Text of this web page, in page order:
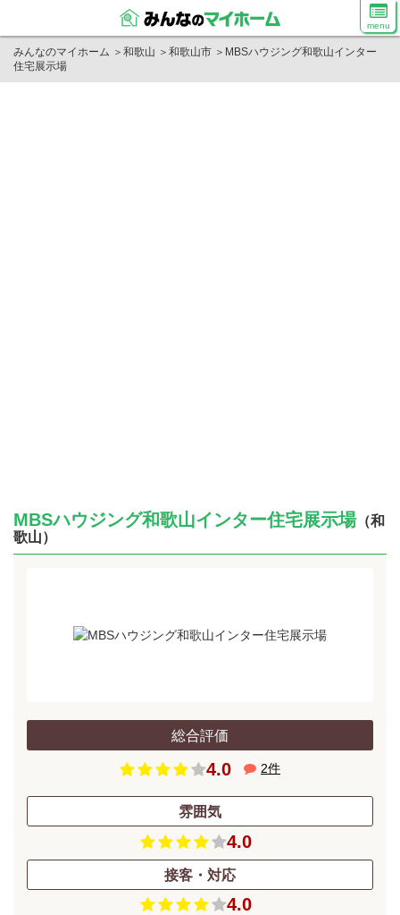
menu
みんなのマイホーム ＞ 和歌山 ＞ 和歌山市 ＞ MBSハウジング和歌山インター
住宅展示場
MBSハウジング和歌山インター住宅展示場（和
歌山）
総合評価
4.0 2件
雰囲気
4.0
接客・対応
4.0